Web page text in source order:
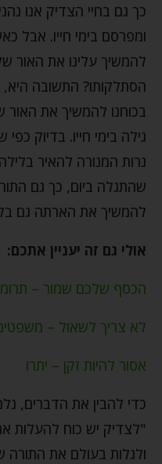
כך גם בחיי הצדיק אנו
ומפרסם בימי חייו. אבל
להמשיך עלינו את האור
הסתלקותו? התשובה
בכוחנו להמשיך את
גילה בימי חייו. בדיוק
נרות המנורה להאיר
שהתגלה ביום, כך גם
להמשיך את הארתה גם
אולי גם זה יעניין אתכם:
הכסף שלכם שמור –
לא צריך לשאול –
אסור להיות זקן – יתרו
כדי להבין את הדברים,
"לצדיק יש כוח להעלות
ולגלות בעולם את